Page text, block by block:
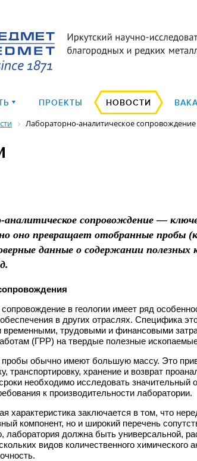
ПРОЕКТЫ НОВОСТИ
Лабораторно-аналитическое
сопровождение —
оно превращает отобранные пробы
данные о содержании полезных
в геологии имеет ряд
в других отраслях. Специфика
временными, трудовыми и финансовыми
(ГРР) на твердые полезные
пробы обычно имеют большую массу. Это
транспортировку, хранение и возврат
необходимо исследовать значительный
к производительности лаборатории.
характеристика заключается в том, что
компонент, но и широкий перечень
лаборатория должна быть универсальной,
видов количественного химического